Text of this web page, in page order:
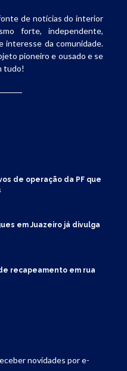
de notícias do interior
forte, independente,
interesse da comunidade.
pioneiro e ousado e se
tudo!
de operação da PF que
em Juazeiro já divulga
recapeamento em rua
novidades por e-